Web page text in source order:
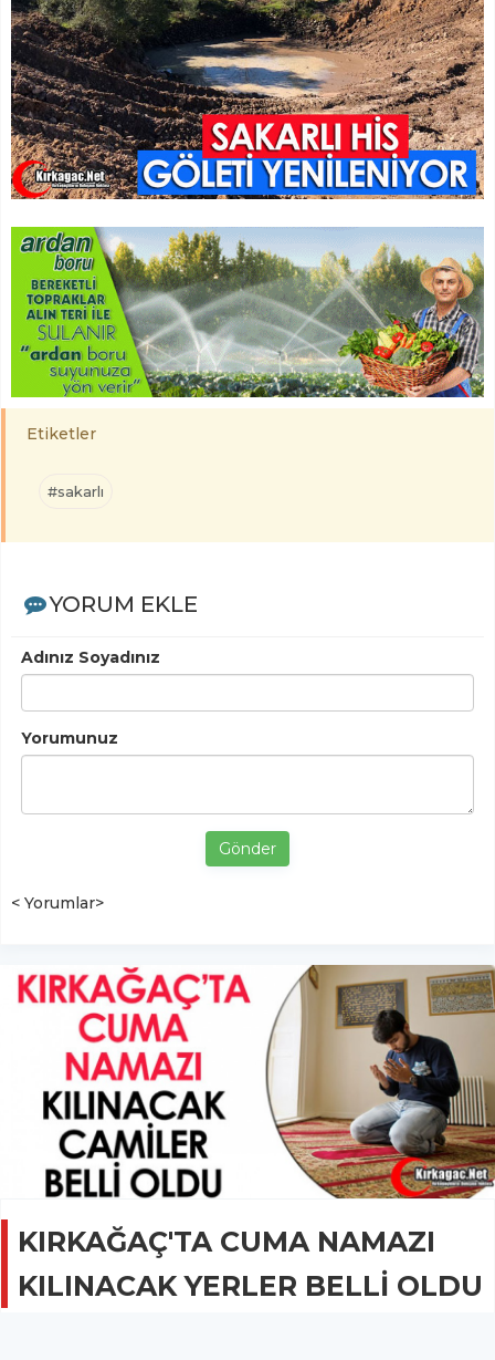
Etiketler
#sakarlı
YORUM EKLE
Adınız Soyadınız
Yorumunuz
Gönder
< Yorumlar>
KIRKAĞAÇ'TA CUMA NAMAZI
KILINACAK YERLER BELLİ OLDU